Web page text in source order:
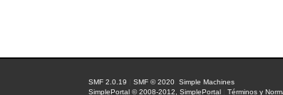
SMF 2.0.19 |SMF © 2020 ,Simple Machines
SimplePortal © 2008-2012, SimplePortal |Términos y